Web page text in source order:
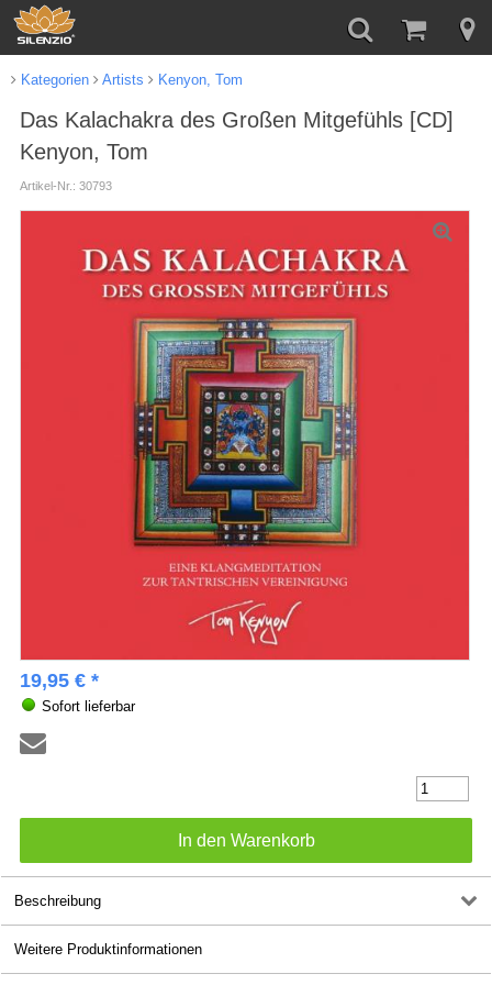
Kategorien Artists Kenyon, Tom
Das Kalachakra des Großen Mitgefühls [CD]
Kenyon, Tom
Artikel-Nr.: 30793
19,95 € *
Sofort lieferbar
Beschreibung
Weitere Produktinformationen